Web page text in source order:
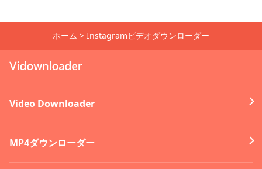
ホーム > Instagramビデオダウンローダー
Video Downloader
MP4ダウンローダー